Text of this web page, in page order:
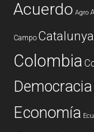
Acuerdo Agro
Campo Catalunya
Colombia
Democracia
Economía